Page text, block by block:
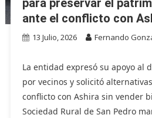
para preservar el
ante el conflicto con
13 Julio, 2026 Fernando
La entidad expresó su apoyo al
por vecinos y solicitó
conflicto con Ashira sin vender
Sociedad Rural de San Pedro